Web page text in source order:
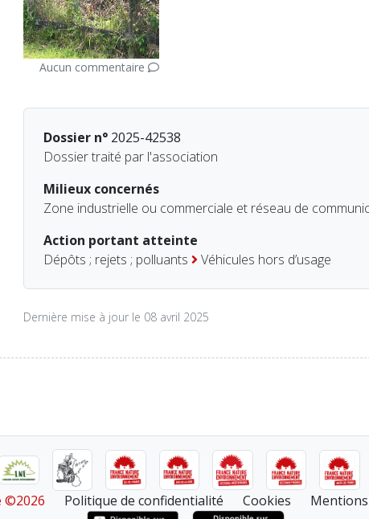
Aucun commentaire
Dossier n°2025-42538
Dossier traité par l'association
Milieux concernés
Zone industrielle ou commerciale et réseau de
Action portant atteinte
Dépôts ; rejets ; polluants
Véhicules hors d’usage
Dernière mise à jour le 08 avril 2025
©2026 Politique de confidentialité Cookies